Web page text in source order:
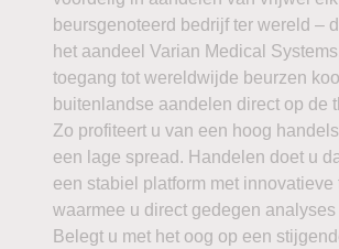
beursgenoteerd bedrijf ter wereld –
het aandeel Varian Medical
toegang tot wereldwijde beurzen
buitenlandse aandelen direct op de
Zo profiteert u van een hoog
een lage spread. Handelen doet u
een stabiel platform met innovatieve
waarmee u direct gedegen analyses
Belegt u met het oog op een